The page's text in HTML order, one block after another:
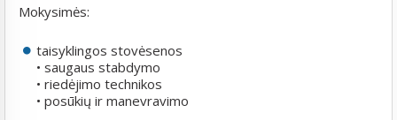
Mokysimės:
taisyklingos stovėsenos
• saugaus stabdymo
• riedėjimo technikos
• posūkių ir manevravimo